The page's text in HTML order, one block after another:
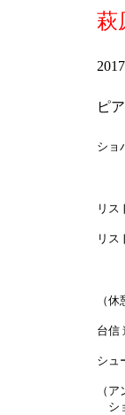
萩
ピ
ショ
1.
5.
リス
リス
第
第
（休
台信
シュ
（ア
シ